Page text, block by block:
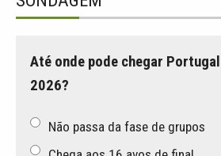
Até onde pode chegar
2026?
Não passa da fase de grupos